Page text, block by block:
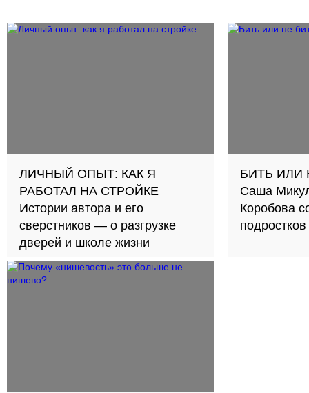
ЛИЧНЫЙ ОПЫТ: КАК Я
РАБОТАЛ НА СТРОЙКЕ
Истории автора и его
сверстников — о разгрузке
дверей и школе жизни
БИТЬ ИЛИ
Саша
Коробова